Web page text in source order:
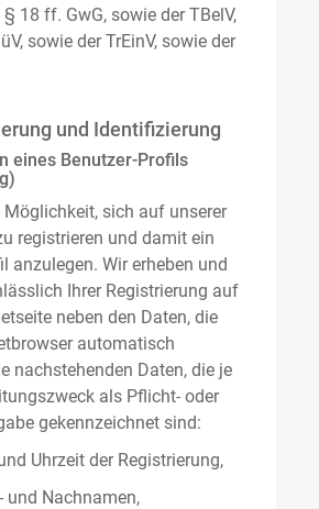
§ 18 ff. GwG, sowie der TBelV,
sowie der TrEinV, sowie der
und Identifizierung
eines Benutzer-Profils
Möglichkeit, sich auf unserer
registrieren und damit ein
anzulegen. Wir erheben und
Ihrer Registrierung auf
neben den Daten, die
automatisch
nachstehenden Daten, die je
als Pflicht- oder
gekennzeichnet sind:
Uhrzeit der Registrierung,
und Nachnamen,